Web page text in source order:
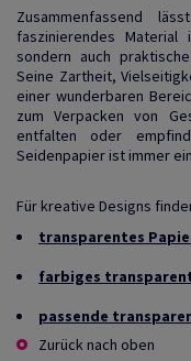
Zusammenfassend
faszinierendes
sondern auch
Seine Zartheit,
einer wunderbaren
zum Verpacken von
entfalten oder
Seidenpapier ist immer
Für kreative Designs
transparentes
farbiges
passende
Zurück nach oben